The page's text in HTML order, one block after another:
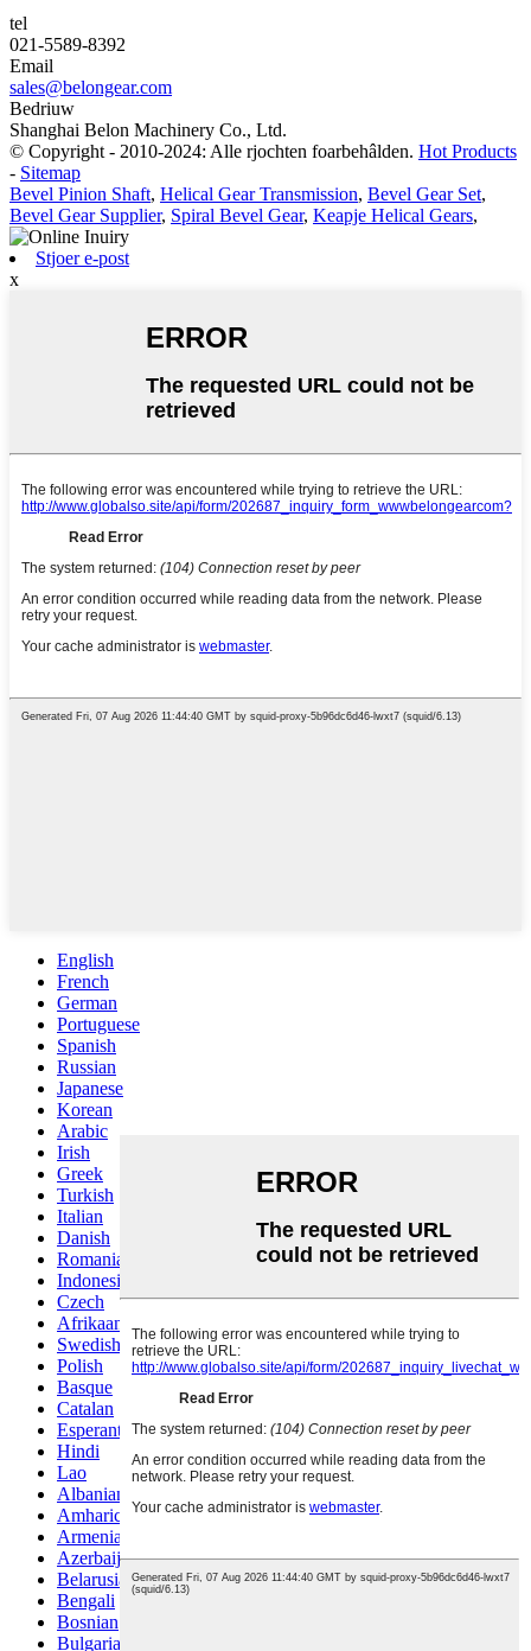
tel
021-5589-8392
Email
sales@belongear.com
Bedriuw
Shanghai Belon Machinery Co., Ltd.
© Copyright - 2010-2024: Alle rjochten foarbehâlden. Hot Products
- Sitemap
Bevel Pinion Shaft, Helical Gear Transmission, Bevel Gear Set,
Bevel Gear Supplier, Spiral Bevel Gear, Keapje Helical Gears,
Stjoer e-post
x
English
French
German
Portuguese
Spanish
Russian
Japanese
Korean
Arabic
Irish
Greek
Turkish
Italian
Danish
Romanian
Indonesian
Czech
Afrikaans
Swedish
Polish
Basque
Catalan
Esperanto
Hindi
Lao
Albanian
Amharic
Armenian
Azerbaijani
Belarusian
Bengali
Bosnian
Bulgarian